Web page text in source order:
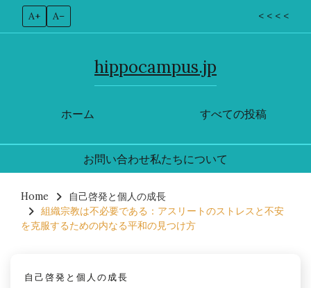
A+ A– < < < <
ホーム
hippocampus.jp
すべての投稿
お問い合わせ私たちについて
content
Home
自己啓発と個人の成長
組織宗教は不必要である：アスリートのストレスと不安
を克服するための内なる平和の見つけ方
自己啓発と個人の成長